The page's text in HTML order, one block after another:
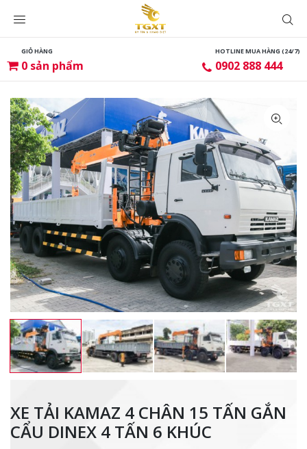
GIỎ HÀNG
0 sản phẩm
HOTLINE MUA HÀNG (24/7)
0902 888 444
XE TẢI KAMAZ 4 CHÂN 15 TẤN GẮN
CẨU DINEX 4 TẤN 6 KHÚC